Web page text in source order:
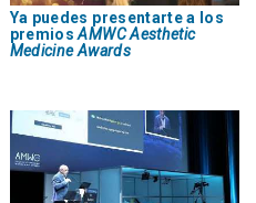
Ya puedes presentarte a los
premiosAMWC Aesthetic
Medicine Awards